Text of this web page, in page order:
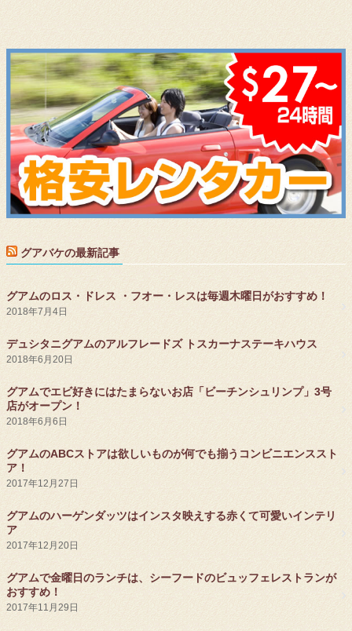
グアバケの最新記事
グアムのロス・ドレス ・フオー・レスは毎週木曜日がおすすめ！
2018年7月4日
デュシタニグアムのアルフレードズ トスカーナステーキハウス
2018年6月20日
グアムでエビ好きにはたまらないお店「ビーチンシュリンプ」3号
店がオープン！
2018年6月6日
グアムのABCストアは欲しいものが何でも揃うコンビニエンススト
ア！
2017年12月27日
グアムのハーゲンダッツはインスタ映えする赤くて可愛いインテリ
ア
2017年12月20日
グアムで金曜日のランチは、シーフードのビュッフェレストランが
おすすめ！
2017年11月29日